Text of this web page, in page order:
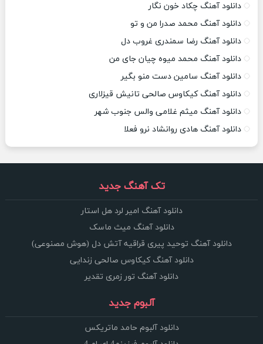
دانلود آهنگ چکاد خون نگار
دانلود آهنگ محمد صدرا من و تو
دانلود آهنگ رضا سمندری غروب دل
دانلود آهنگ محمد میوه چیان جای من
دانلود آهنگ سامین دست منو بگیر
دانلود آهنگ کیکاوس صالحی تانیش قیزلاری
دانلود آهنگ میثم غلامی والس جنوب شهر
دانلود آهنگ هادی روانشاد نرو فعلا
تک آهنگ جدید
دانلود آهنگ امیر لرد هل استار
دانلود آهنگ میث ماسک
دانلود آهنگ توحید پیری قراقیه آتش دل (هوش مصنوعی)
دانلود آهنگ کیکاوس صالحی زندایی
دانلود آهنگ تور زمری تقدیر
آلبوم جدید
دانلود آلبوم حامد ماتریکس